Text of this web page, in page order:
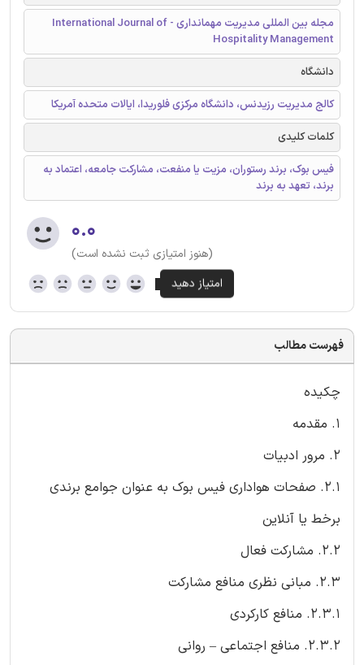
مجله بین المللی مدیریت مهمانداری - International Journal of
Hospitality Management
دانشگاه
کالج مدیریت رزیدنس، دانشگاه مرکزی فلوریدا، ایالات متحده آمریکا
کلمات کلیدی
فیس بوک،‌ برند رستوران،‌ مزیت یا منفعت،‌ مشارکت جامعه، اعتماد به
برند، تعهد به برند
۰.۰
(هنوز امتیازی ثبت نشده است)
فهرست مطالب
چکیده
1. مقدمه
2. مرور ادبیات
2.1. صفحات هواداری فیس بوک به عنوان جوامع برندی
برخط یا آنلاین
2.2. مشارکت فعال
2.3. مبانی نظری منافع مشارکت
2.3.1. منافع کارکردی
2.3.2. منافع اجتماعی – روانی